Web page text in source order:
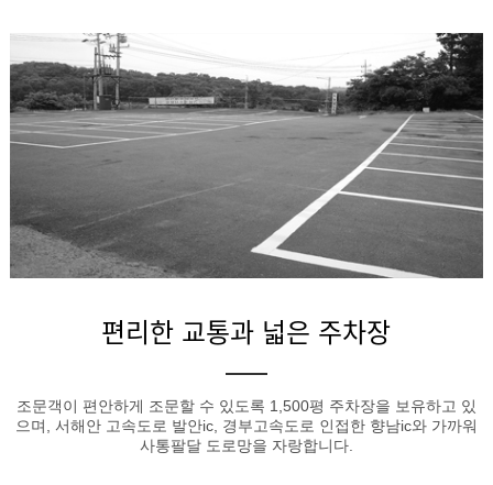
편리한 교통과 넓은 주차장
조문객이 편안하게 조문할 수 있도록 1,500평 주차장을 보유하고 있
으며, 서해안 고속도로 발안ic, 경부고속도로 인접한 향남ic와 가까워
사통팔달 도로망을 자랑합니다.